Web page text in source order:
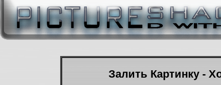
Залить Картинку -